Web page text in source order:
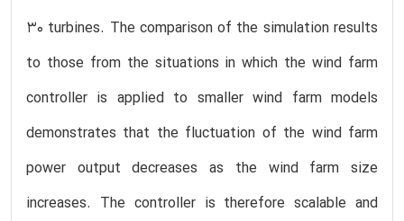
30 turbines. The comparison of the simulation results
to those from the situations in which the wind farm
controller is applied to smaller wind farm models
demonstrates that the fluctuation of the wind farm
power output decreases as the wind farm size
increases. The controller is therefore scalable and